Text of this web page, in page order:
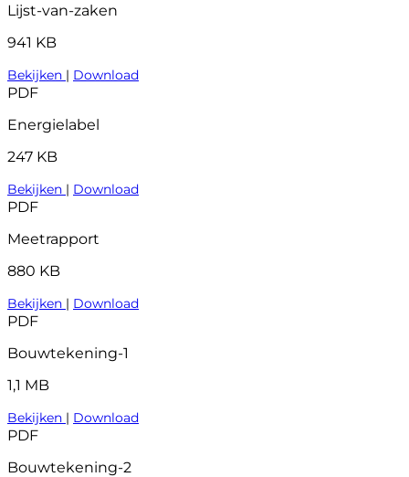
Lijst-van-zaken
941 KB
Bekijken | Download
PDF
Energielabel
247 KB
Bekijken | Download
PDF
Meetrapport
880 KB
Bekijken | Download
PDF
Bouwtekening-1
1,1 MB
Bekijken | Download
PDF
Bouwtekening-2